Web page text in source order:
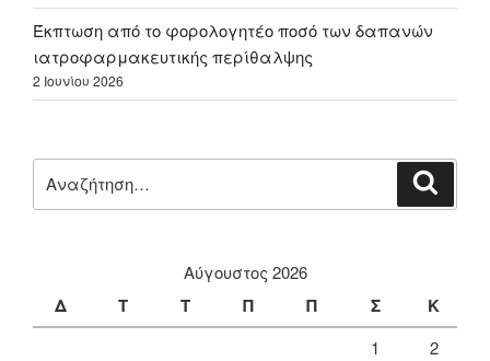
Έκπτωση από το φορολογητέο ποσό των δαπανών
ιατροφαρμακευτικής περίθαλψης
2 Ιουνίου 2026
για:
Αύγουστος 2026
Δ Τ Τ Π Π Σ Κ
1
2